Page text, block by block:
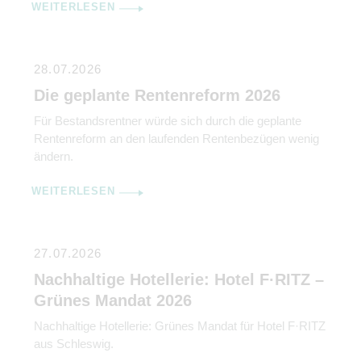
WEITERLESEN
28.07.2026
Die geplante Rentenreform 2026
Für Bestandsrentner würde sich durch die geplante
Rentenreform an den laufenden Rentenbezügen wenig
ändern.
WEITERLESEN
27.07.2026
Nachhaltige Hotellerie: Hotel F·RITZ –
Grünes Mandat 2026
Nachhaltige Hotellerie: Grünes Mandat für Hotel F·RITZ
aus Schleswig.